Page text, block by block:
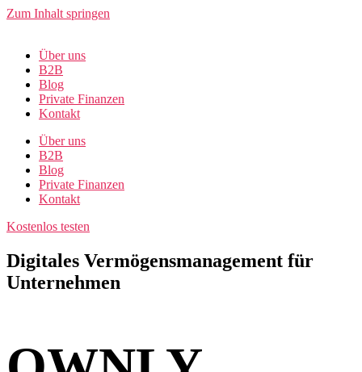
Zum Inhalt springen
Über uns
B2B
Blog
Private Finanzen
Kontakt
Über uns
B2B
Blog
Private Finanzen
Kontakt
Kostenlos testen
Digitales Vermögensmanagement für
Unternehmen